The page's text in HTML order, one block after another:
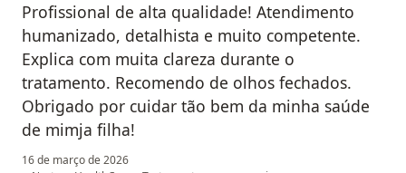
Profissional de alta qualidade! Atendimento
humanizado, detalhista e muito competente.
Explica com muita clareza durante o
tratamento. Recomendo de olhos fechados.
Obrigado por cuidar tão bem da minha saúde
de mimja filha!
16 de março de 2026